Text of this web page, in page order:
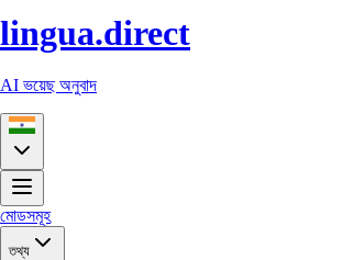
lingua.direct
AI ভয়েছ অনুবাদ
মোডসমূহ
তথ্য